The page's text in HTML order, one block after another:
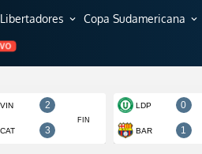
expand_more Copa Sudamericana expand_more